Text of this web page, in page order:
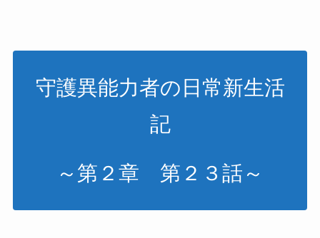
守護異能力者の日常新生活
記
～第２章 第２３話～